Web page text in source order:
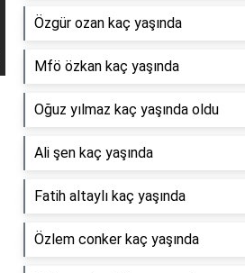
Özgür ozan kaç yaşında
Mfö özkan kaç yaşında
Oğuz yılmaz kaç yaşında oldu
Ali şen kaç yaşında
Fatih altaylı kaç yaşında
Özlem conker kaç yaşında